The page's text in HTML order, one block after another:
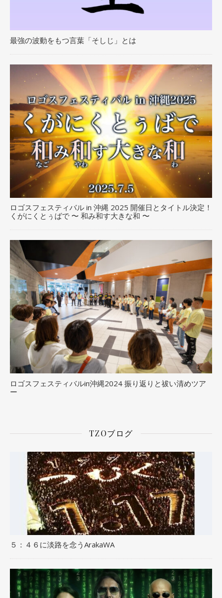
最強の波動をもつ言葉「そしじ」とは
ロゴスフェスティバル in 沖縄 2025 開催日とタイトル決定！
くがにくとぅばで 〜 和み和す大きな和 〜
ロゴスフェスティバルin沖縄2024 振り返りと祓い清めツア
ー
TZOブログ
５：４６に淡路を念うArakaWA